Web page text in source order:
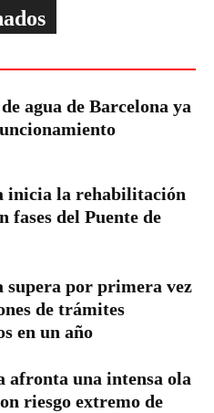
agua de Barcelona ya
inicia la rehabilitación
fases del Puente de
supera por primera vez
de trámites
en un año
afronta una intensa ola
riesgo extremo de